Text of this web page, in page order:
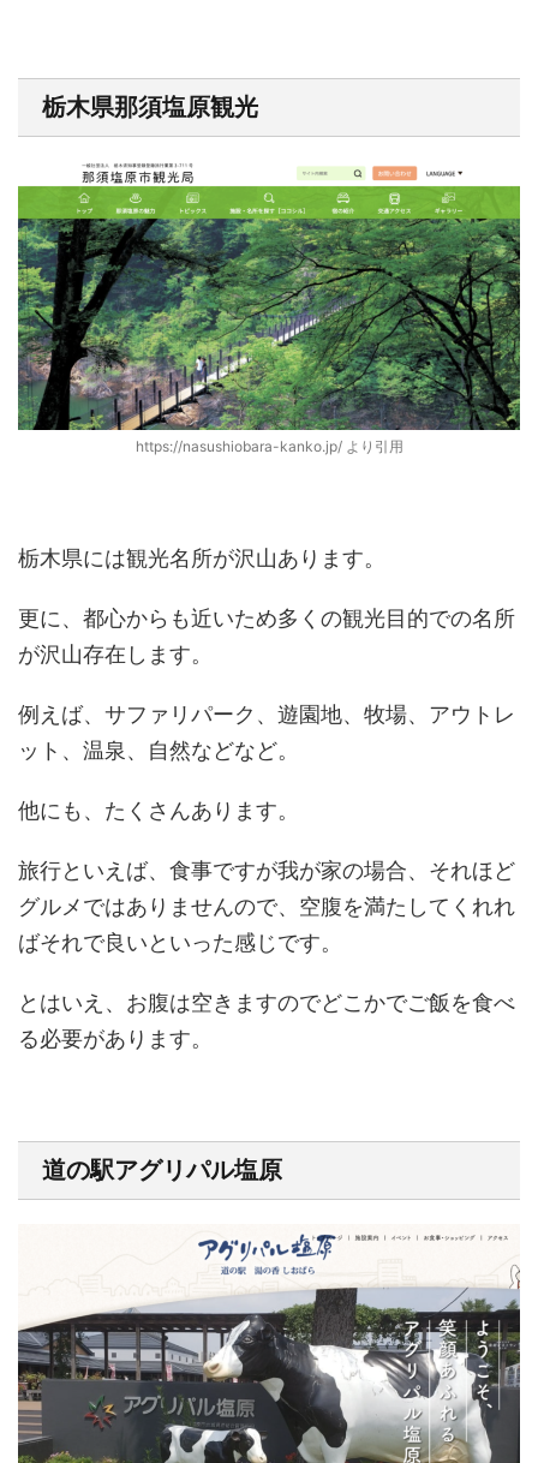
栃木県那須塩原観光
https://nasushiobara-kanko.jp/ より引用
栃木県には観光名所が沢山あります。
更に、都心からも近いため多くの観光目的での名所
が沢山存在します。
例えば、サファリパーク、遊園地、牧場、アウトレ
ット、温泉、自然などなど。
他にも、たくさんあります。
旅行といえば、食事ですが我が家の場合、それほど
グルメではありませんので、空腹を満たしてくれれ
ばそれで良いといった感じです。
とはいえ、お腹は空きますのでどこかでご飯を食べ
る必要があります。
道の駅アグリパル塩原